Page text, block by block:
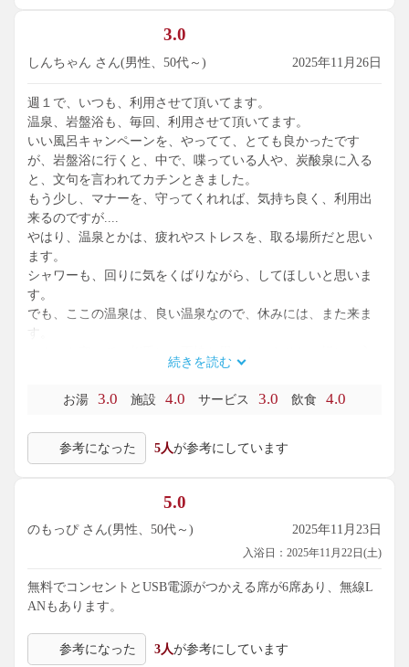
3.0
しんちゃん さん(男性、50代～) 2025年11月26日
週１で、いつも、利用させて頂いてます。
温泉、岩盤浴も、毎回、利用させて頂いてます。
いい風呂キャンペーンを、やってて、とても良かったです
が、岩盤浴に行くと、中で、喋っている人や、炭酸泉に入る
と、文句を言われてカチンときました。
もう少し、マナーを、守ってくれれば、気持ち良く、利用出
来るのですが....
やはり、温泉とかは、疲れやストレスを、取る場所だと思い
ます。
シャワーも、回りに気をくばりながら、してほしいと思いま
す。
でも、ここの温泉は、良い温泉なので、休みには、また来ま
す。
続きを読む
お湯 3.0 施設 4.0 サービス 3.0 飲食 4.0
参考になった 5人が参考にしています
5.0
のもっぴ さん(男性、50代～) 2025年11月23日
入浴日：2025年11月22日(土)
無料でコンセントとUSB電源がつかえる席が6席あり、無線L
ANもあります。
参考になった 3人が参考にしています